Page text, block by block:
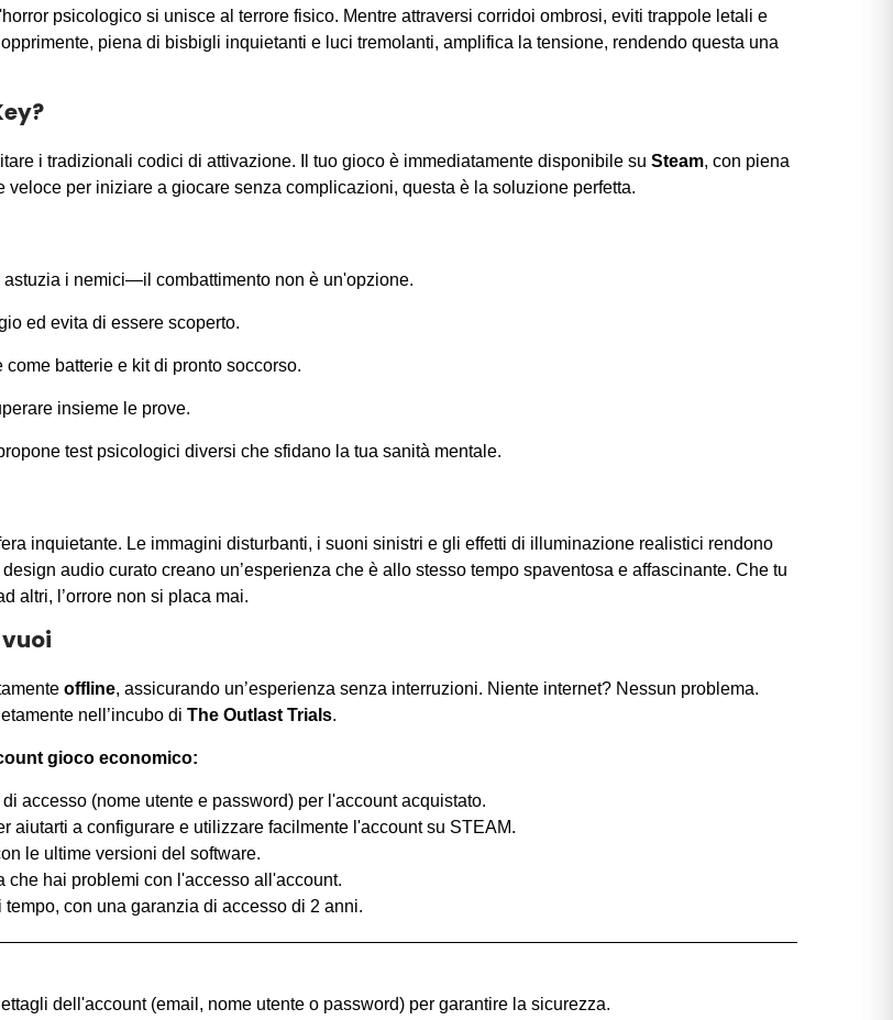
psicologico si unisce al terrore fisico. Mentre attraversi corridoi ombrosi, eviti trappole letali e
piena di bisbigli inquietanti e luci tremolanti, amplifica la tensione, rendendo questa una
i tradizionali codici di attivazione. Il tuo gioco è immediatamente disponibile su Steam, con piena
veloce per iniziare a giocare senza complicazioni, questa è la soluzione perfetta.
astuzia i nemici—il combattimento non è un'opzione.
ed evita di essere scoperto.
batterie e kit di pronto soccorso.
insieme le prove.
test psicologici diversi che sfidano la tua sanità mentale.
inquietante. Le immagini disturbanti, i suoni sinistri e gli effetti di illuminazione realistici rendono
audio curato creano un’esperienza che è allo stesso tempo spaventosa e affascinante. Che tu
altri, l’orrore non si placa mai.
offline, assicurando un’esperienza senza interruzioni. Niente internet? Nessun problema.
nell’incubo di The Outlast Trials.
gioco economico:
accesso (nome utente e password) per l'account acquistato.
aiutarti a configurare e utilizzare facilmente l'account su STEAM.
le ultime versioni del software.
hai problemi con l'accesso all'account.
con una garanzia di accesso di 2 anni.
dell'account (email, nome utente o password) per garantire la sicurezza.